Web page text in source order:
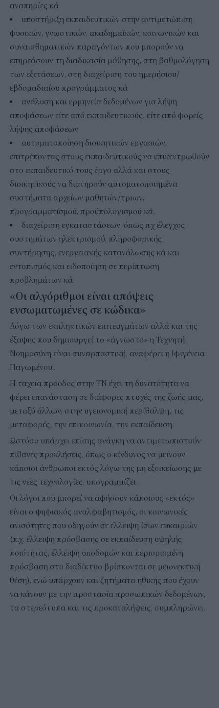
αναπηρίες κά
υποστήριξη εκπαιδευτικών στην αντιμετώπιση
φυσικών, γνωστικών, ακαδημαϊκών, κοινωνικών και
συναισθηματικών παραγόντων που μπορούν να
επηρεάσουν τη διαδικασία μάθησης, στη βαθμολόγηση
των εξετάσεων, στη διαχείριση του ημερήσιου/
εβδομαδιαίου προγράμματος κά
ανάλυση και ερμηνεία δεδομένων για λήψη
αποφάσεων είτε από εκπαιδευτικούς, είτε από φορείς
λήψης αποφάσεων
αυτοματοποίηση διοικητικών εργασιών,
επιτρέποντας στους εκπαιδευτικούς να επικεντρωθούν
στο εκπαιδευτικό τους έργο αλλά και στους
διοικητικούς να διατηρούν αυτοματοποιημένα
συστήματα αρχείων μαθητών/τριων,
προγραμματισμού, προϋπολογισμού κά,
διαχείριση εγκαταστάσεων, όπως πχ έλεγχος
συστημάτων ηλεκτρισμού, πληροφορικής,
συντήρησης, ενεργειακής κατανάλωσης κά και
εντοπισμός και ειδοποίηση σε περίπτωση
προβλημάτων κά.
«Οι αλγόριθμοι είναι απόψεις
ενσωματωμένες σε κώδικα»
Λόγω των εκπληκτικών επιτευγμάτων αλλά και της
έξαψης που δημιουργεί το «άγνωστο» η Τεχνητή
Νοημοσύνη είναι συναρπαστική, αναφέρει η Ιφιγένεια
Παγωμένου.
Η ταχεία πρόοδος στην ΤΝ έχει τη δυνατότητα να
φέρει επανάσταση σε διάφορες πτυχές της ζωής μας,
μεταξύ άλλων, στην υγειονομική περίθαλψη, τις
μεταφορές, την επικοινωνία, την εκπαίδευση.
Ωστόσο υπάρχει επίσης ανάγκη να αντιμετωπιστούν
πιθανές προκλήσεις, όπως ο κίνδυνος να μείνουν
κάποιοι άνθρωποι εκτός λόγω της μη εξοικείωσης με
τις νέες τεχνολογίες, υπογραμμίζει.
Οι λόγοι που μπορεί να αφήσουν κάποιους «εκτός»
είναι ο ψηφιακός αναλφαβητισμός, οι κοινωνικές
ανισότητες που οδηγούν σε έλλειψη ίσων ευκαιριών
(π.χ. έλλειψη πρόσβασης σε εκπαίδευση υψηλής
ποιότητας, έλλειψη υποδομών και περιορισμένη
πρόσβαση στο διαδίκτυο βρίσκονται σε μειονεκτική
θέση), ενώ υπάρχουν και ζητήματα ηθικής που έχουν
να κάνουν με την προστασία προσωπικών δεδομένων,
τα στερεότυπα και τις προκαταλήψεις, συμπληρώνει.